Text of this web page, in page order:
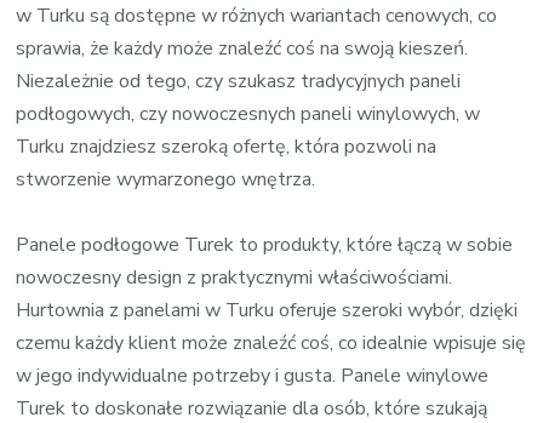
w Turku są dostępne w różnych wariantach cenowych, co
sprawia, że każdy może znaleźć coś na swoją kieszeń.
Niezależnie od tego, czy szukasz tradycyjnych paneli
podłogowych, czy nowoczesnych paneli winylowych, w
Turku znajdziesz szeroką ofertę, która pozwoli na
stworzenie wymarzonego wnętrza.
Panele podłogowe Turek to produkty, które łączą w sobie
nowoczesny design z praktycznymi właściwościami.
Hurtownia z panelami w Turku oferuje szeroki wybór, dzięki
czemu każdy klient może znaleźć coś, co idealnie wpisuje się
w jego indywidualne potrzeby i gusta. Panele winylowe
Turek to doskonałe rozwiązanie dla osób, które szukają